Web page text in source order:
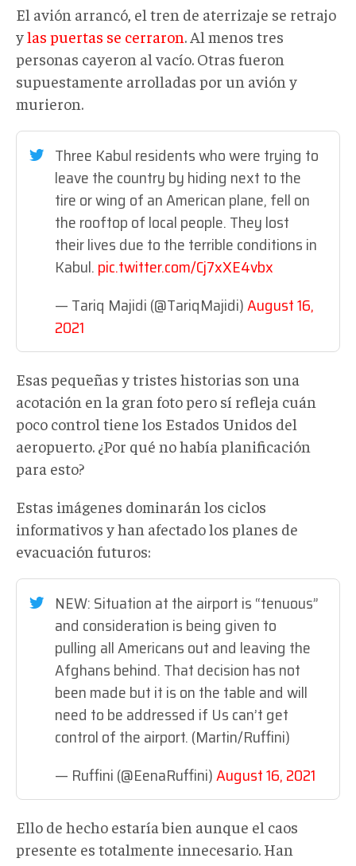
El avión arrancó, el tren de aterrizaje se retrajo
ylas puertas se cerraron. Al menos tres
personas cayeron al vacío. Otras fueron
supuestamente arrolladas por un avión y
murieron.
Three Kabul residents who were trying to
leave the country by hiding next to the
tire or wing of an American plane, fell on
the rooftop of local people. They lost
their lives due to the terrible conditions in
Kabul.pic.twitter.com/Cj7xXE4vbx
— Tariq Majidi (@TariqMajidi)August 16,
2021
Esas pequeñas y tristes historias son una
acotación en la gran foto pero sí refleja cuán
poco control tiene los Estados Unidos del
aeropuerto. ¿Por qué no había planificación
para esto?
Estas imágenes dominarán los ciclos
informativos y han afectado los planes de
evacuación futuros:
NEW: Situation at the airport is “tenuous”
and consideration is being given to
pulling all Americans out and leaving the
Afghans behind. That decision has not
been made but it is on the table and will
need to be addressed if Us can’t get
control of the airport. (Martin/Ruffini)
— Ruffini (@EenaRuffini)August 16, 2021
Ello de hecho estaría bien aunque el caos
presente es totalmente innecesario. Han